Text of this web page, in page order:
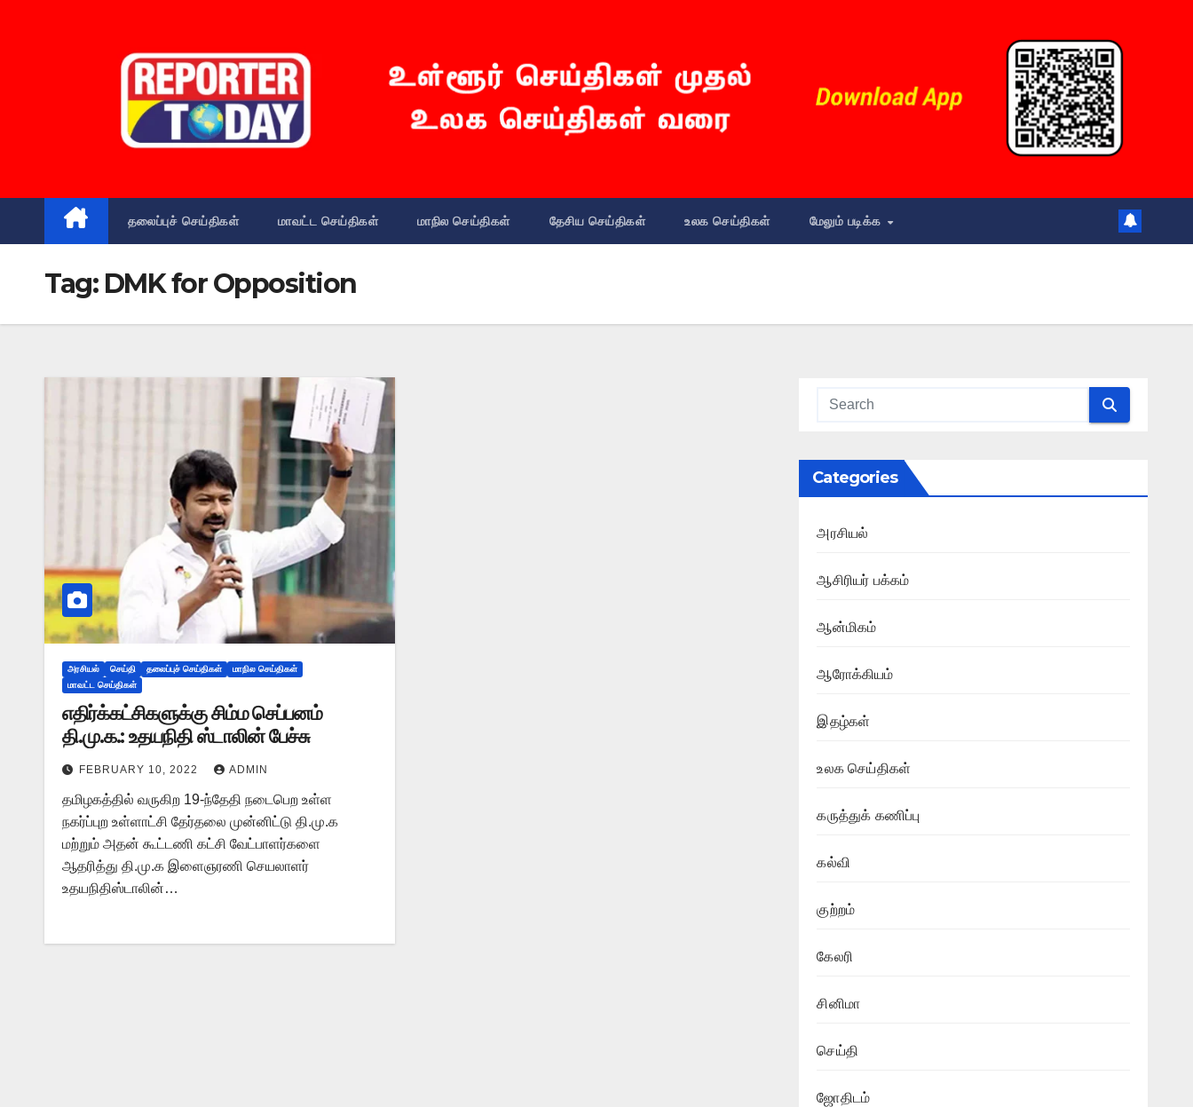
தலைப்புச் செய்திகள் மாவட்ட செய்திகள் மாநில செய்திகள் தேசிய செய்திகள் உலக செய்திகள் மேலும் படிக்க
Tag: DMK for Opposition
அரசியல் செய்தி தலைப்புச் செய்திகள்
மாநில செய்திகள்
மாவட்ட செய்திகள்
எதிர்க்கட்சிகளுக்கு சிம்ம செப்பனம்
தி.மு.க.: உதயநிதி ஸ்டாலின் பேச்சு
FEBRUARY 10, 2022 ADMIN
தமிழகத்தில் வருகிற 19-ந்தேதி நடைபெற உள்ள
நகர்ப்புற உள்ளாட்சி தேர்தலை முன்னிட்டு தி.மு.க
மற்றும் அதன் கூட்டணி கட்சி வேட்பாளர்களை
ஆதரித்து தி.மு.க இளைஞரணி செயலாளர்
உதயநிதிஸ்டாலின்…
Categories
அரசியல்
ஆசிரியர் பக்கம்
ஆன்மிகம்
ஆரோக்கியம்
இதழ்கள்
உலக செய்திகள்
கருத்துக் கணிப்பு
கல்வி
குற்றம்
கேலரி
சினிமா
செய்தி
ஜோதிடம்